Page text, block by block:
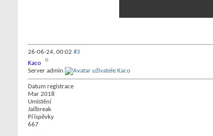
26-06-24, 00:02 #3
Kaco
Server admin
Datum registrace
Mar 2018
Umístění
Jailbreak
Příspěvky
667